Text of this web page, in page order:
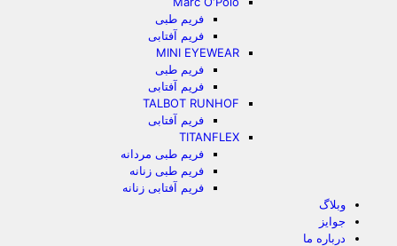
فریم طبی
فریم آفتابی
MINI EYEWEAR
فریم طبی
فریم آفتابی
TALBOT RUNHOF
فریم آفتابی
TITANFLEX
فریم طبی مردانه
فریم طبی زنانه
فریم آفتابی زنانه
وبلاگ
جوایز
درباره ما